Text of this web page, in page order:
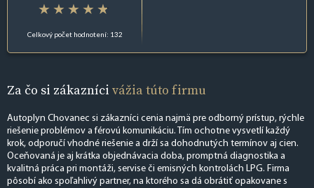
Celkový počet hodnotení: 132
Za čo si zákazníci vážia túto firmu
Autoplyn Chovanec si zákazníci cenia najmä pre odborný prístup, rýchle
riešenie problémov a férovú komunikáciu. Tím ochotne vysvetlí každý
krok, odporučí vhodné riešenie a drží sa dohodnutých termínov aj cien.
Oceňovaná je aj krátka objednávacia doba, promptná diagnostika a
kvalitná práca pri montáži, servise či emisných kontrolách LPG. Firma
pôsobí ako spoľahlivý partner, na ktorého sa dá obrátiť opakovane s